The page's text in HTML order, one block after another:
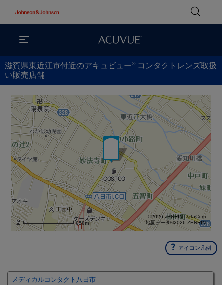
滋賀県東近江市付近のアキュビュー® コンタクトレンズ取扱
い販売店舗
650m
©2026 ZENRIN DataCom
地図データ©2026 ZENRIN
アイコン凡例
メディカルコンタクト八日市